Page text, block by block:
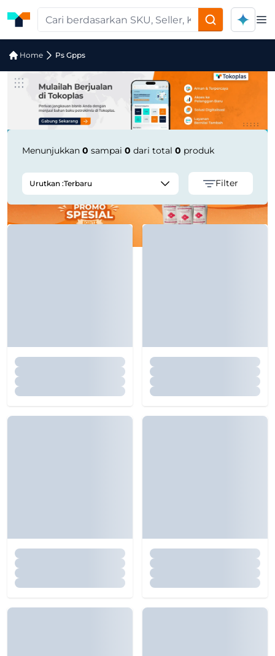
Home Ps Gpps
Jual Ps Gpps | Supplier Terpercaya
Menunjukkan 0 sampai 0 dari total 0 produk
Urutkan :Terbaru Filter